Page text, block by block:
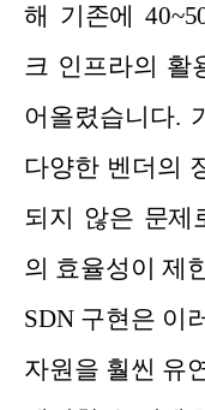
해 기존에
크 인프라의 활
어올렸습니다.
다양한 벤더의
되지 않은 문제
의 효율성이 제
SDN 구현은 이
자원을 훨씬 유